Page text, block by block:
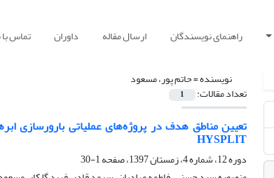
راهنمای نویسندگان ارسال مقاله داوران تماس با
نویسنده =حاتم پور، مسعود
تعداد مقالات: 1
تعیین مناطق هدف در پروژه‌های عملیاتی بارورسازی
HYSPLIT
دوره 12، شماره 4، زمستان 1397، صفحه
1-30